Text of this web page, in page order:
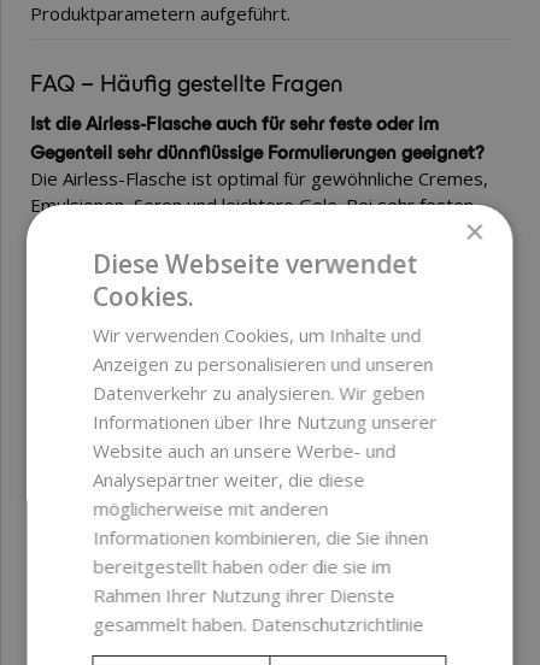
Produktparametern aufgeführt.
FAQ – Häufig gestellte Fragen
Ist die Airless-Flasche auch für sehr feste oder im
Gegenteil sehr dünnflüssige Formulierungen geeignet?
Die Airless-Flasche ist optimal für gewöhnliche Cremes,
Emulsionen, Seren und leichtere Gele. Bei sehr festen
Balsamen oder außergewöhnlich dünnflüssigen,
tropfbaren Präparaten empfehlen wir eine
Probebefüllung und das Testen des Pumpenlaufs sowie
der vollständigen Entleerung der Verpackung. Wir
empfehlen, den Test mit einer kleineren Produktmenge
durchzuführen, um eine gleichmäßige Dosierung ohne
Aussetzer oder Verstopfen des Systems zu überprüfen.
Wie reinige ich die Airless-Flasche richtig und verwende
sie wiederholt?
Die Verpackung kann bei Einhaltung hygienischer
Grundsätze wiederholt verwendet werden. Vor jeder
neuen Befüllung muss die Flasche so weit wie möglich
auseinandergebaut, mechanisch gereinigt und
anschließend mit einem geeigneten alkoholischen
Präparat desinfiziert werden. In der Praxis hat sich die
×
Diese Webseite verwendet
Cookies.
Wir verwenden Cookies, um Inhalte und
Anzeigen zu personalisieren und unseren
Datenverkehr zu analysieren. Wir geben
Informationen über Ihre Nutzung unserer
Website auch an unsere Werbe- und
Analysepartner weiter, die diese
möglicherweise mit anderen
Informationen kombinieren, die Sie ihnen
bereitgestellt haben oder die sie im
Rahmen Ihrer Nutzung ihrer Dienste
gesammelt haben. Datenschutzrichtlinie